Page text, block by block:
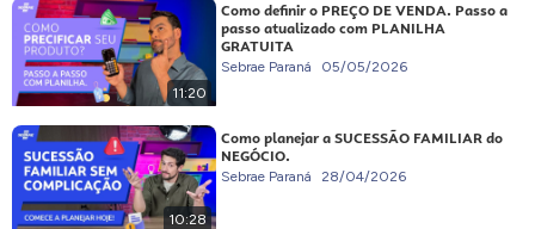
11:20
Como definir o PREÇO DE VENDA. Passo a
passo atualizado com PLANILHA
GRATUITA
Sebrae Paraná 05/05/2026
10:28
Como planejar a SUCESSÃO FAMILIAR do
NEGÓCIO.
Sebrae Paraná 28/04/2026